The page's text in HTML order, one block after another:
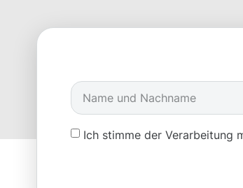
Ich stimme der Verarbeitung